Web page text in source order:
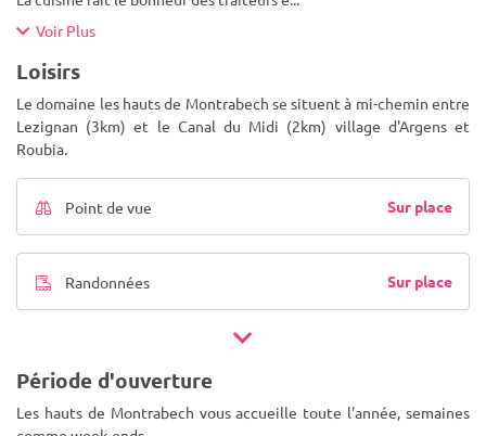
Voir Plus
Loisirs
Le domaine les hauts de Montrabech se situent à mi-chemin entre
Lezignan (3km) et le Canal du Midi (2km) village d'Argens et
Roubia.
Point de vue Sur place
Randonnées Sur place
Période d'ouverture
Les hauts de Montrabech vous accueille toute l'année, semaines